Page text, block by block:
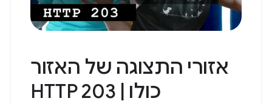
אזורי התצוגה של האזור
כולו | HTTP 203